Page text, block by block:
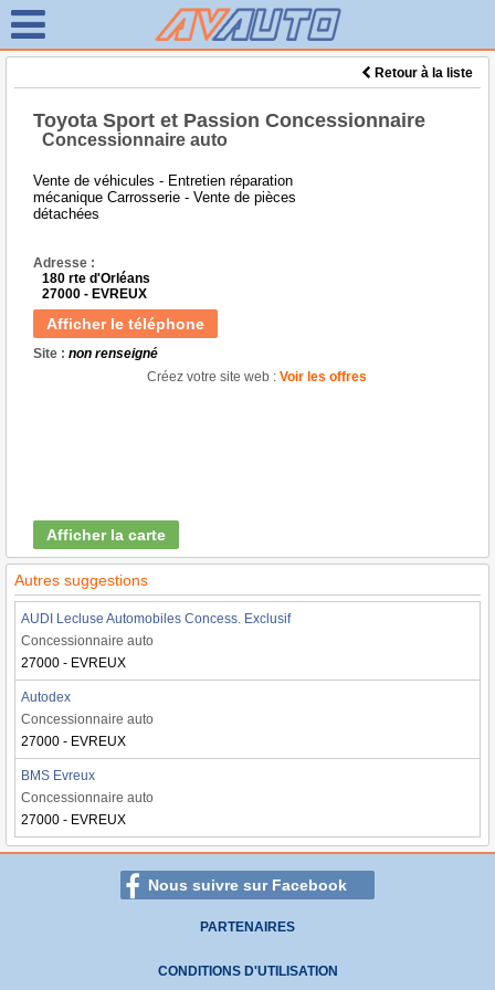
Retour à la liste
Toyota Sport et Passion Concessionnaire
Concessionnaire auto
Vente de véhicules - Entretien réparation
mécanique Carrosserie - Vente de pièces
détachées
Adresse :
180 rte d'Orléans
27000 - EVREUX
Afficher le téléphone
Site : non renseigné
Créez votre site web : Voir les offres
Afficher la carte
Autres suggestions
AUDI Lecluse Automobiles Concess. Exclusif
Concessionnaire auto
27000 - EVREUX
Autodex
Concessionnaire auto
27000 - EVREUX
BMS Evreux
Concessionnaire auto
27000 - EVREUX
Nous suivre sur Facebook
PARTENAIRES
CONDITIONS D'UTILISATION